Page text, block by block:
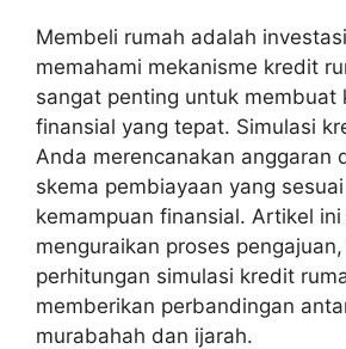
Membeli rumah adalah
memahami mekanisme kredit
sangat penting untuk membuat
finansial yang tepat. Simulasi
Anda merencanakan anggaran
skema pembiayaan yang
kemampuan finansial. Artikel ini
menguraikan proses
perhitungan simulasi kredit
memberikan perbandingan
murabahah dan ijarah.